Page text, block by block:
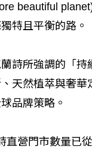
beautiful
特且平衡的路。
詩所強調的「持
天然植萃與奢華
品牌策略。
直營門市數量已